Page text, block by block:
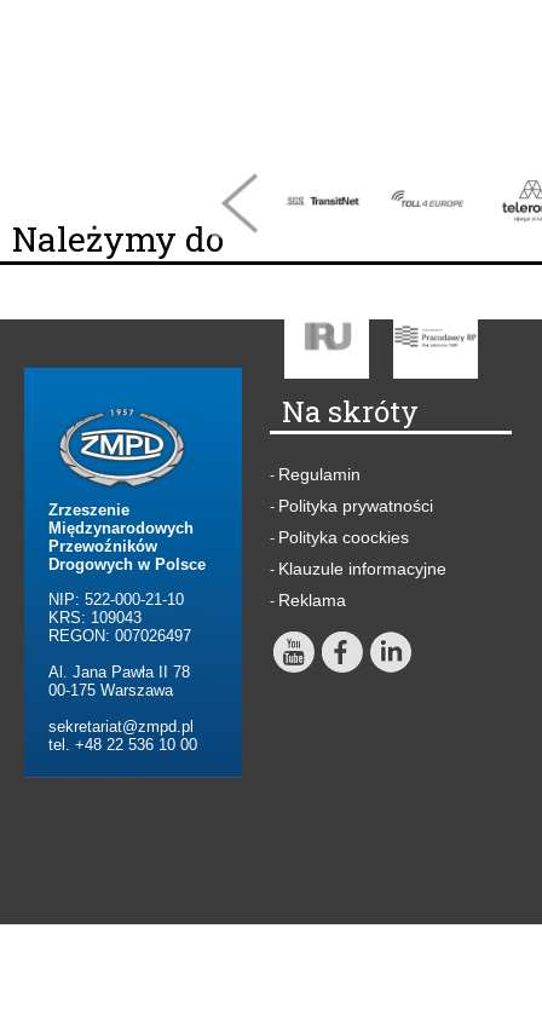
Należymy do
Zrzeszenie
Międzynarodowych
Przewoźników
Drogowych w Polsce
NIP: 522-000-21-10
KRS: 109043
REGON: 007026497
Al. Jana Pawła II 78
00-175 Warszawa
sekretariat@zmpd.pl
tel. +48 22 536 10 00
Na skróty
- Regulamin
- Polityka prywatności
- Polityka coockies
- Klauzule informacyjne
- Reklama